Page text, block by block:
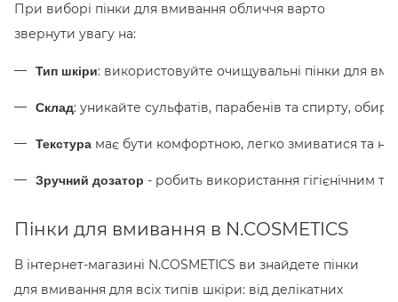
При виборі пінки для вмивання обличчя варто
звернути увагу на:
Тип шкіри: використовуйте очищувальні пінки для
Склад: уникайте сульфатів, парабенів та спирту,
Текстура має бути комфортною, легко змиватися та не
Зручний дозатор - робить використання гігієнічним
Пінки для вмивання в N.COSMETICS
В інтернет-магазині N.COSMETICS ви знайдете пінки
для вмивання для всіх типів шкіри: від делікатних